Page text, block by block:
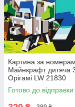
Картина за
Майнкрафт дитяча
Орігамі LW 21830
Готово до відправки